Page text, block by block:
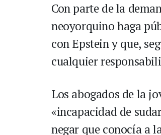
Con parte de la
neoyorquino haga
con Epstein y que,
cualquier
Los abogados de la
«incapacidad de
negar que conocía a